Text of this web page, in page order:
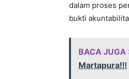
dalam proses
bukti
BACA JUGA
Martapura!!!